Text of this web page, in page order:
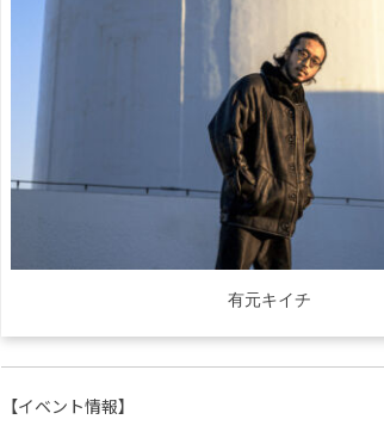
有元キイチ
【イベント情報】